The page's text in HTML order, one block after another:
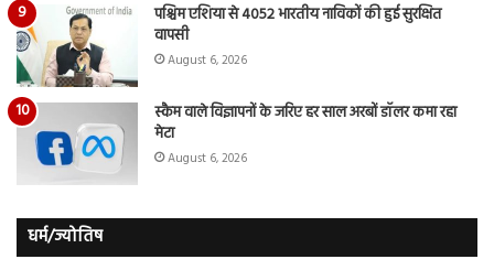
पश्चिम एशिया से 4052 भारतीय नाविकों की हुई सुरक्षित
वापसी
August 6, 2026
स्कैम वाले विज्ञापनों के जरिए हर साल अरबों डॉलर कमा रहा
मेटा
August 6, 2026
धर्म/ज्योतिष